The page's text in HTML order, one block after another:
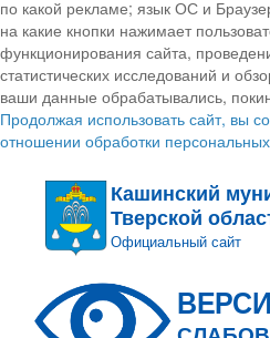
по какой рекламе; язык ОС и
на какие кнопки нажимает
функционирования сайта,
статистических исследований и
ваши данные обрабатывались,
Продолжая использовать сайт, вы
отношении обработки